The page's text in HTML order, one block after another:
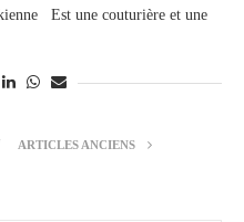
Est une couturière et une
ARTICLES ANCIENS